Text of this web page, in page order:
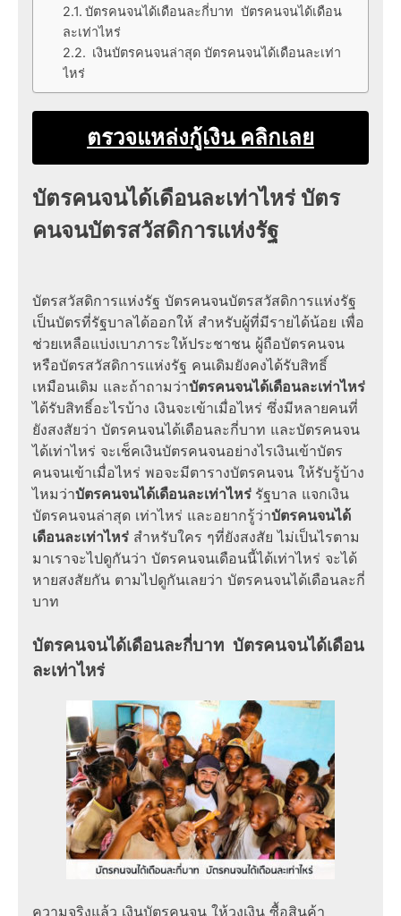
บัตรคนจนได้เดือนละกี่บาท บัตรคนจนได้เดือน
ละเท่าไหร่
เงินบัตรคนจนล่าสุด บัตรคนจนได้เดือนละเท่า
ไหร่
ตรวจแหล่งกู้เงิน คลิกเลย
บัตรคนจนได้เดือนละเท่าไหร่ บัตร
คนจนบัตรสวัสดิการแห่งรัฐ
บัตรสวัสดิการแห่งรัฐ บัตรคนจนบัตรสวัสดิการแห่งรัฐ
เป็นบัตรที่รัฐบาลได้ออกให้ สำหรับผู้ที่มีรายได้น้อย เพื่อ
ช่วยเหลือแบ่งเบาภาระให้ประชาชน ผู้ถือบัตรคนจน
หรือบัตรสวัสดิการแห่งรัฐ คนเดิมยังคงได้รับสิทธิ์
เหมือนเดิม และถ้าถามว่าบัตรคนจนได้เดือนละเท่าไหร่
ได้รับสิทธิ์อะไรบ้าง เงินจะเข้าเมื่อไหร่ ซึ่งมีหลายคนที่
ยังสงสัยว่า บัตรคนจนได้เดือนละกี่บาท และบัตรคนจน
ได้เท่าไหร่ จะเช็คเงินบัตรคนจนอย่างไรเงินเข้าบัตร
คนจนเข้าเมื่อไหร่ พอจะมีตารางบัตรคนจน ให้รับรู้บ้าง
ไหมว่าบัตรคนจนได้เดือนละเท่าไหร่ รัฐบาล แจกเงิน
บัตรคนจนล่าสุด เท่าไหร่ และอยากรู้ว่าบัตรคนจนได้
เดือนละเท่าไหร่ สำหรับใคร ๆที่ยังสงสัย ไม่เป็นไรตาม
มาเราจะไปดูกันว่า บัตรคนจนเดือนนี้ได้เท่าไหร่ จะได้
หายสงสัยกัน ตามไปดูกันเลยว่า บัตรคนจนได้เดือนละกี่
บาท
บัตรคนจนได้เดือนละกี่บาท บัตรคนจนได้เดือน
ละเท่าไหร่
ความจริงแล้ว เงินบัตรคนจน ให้วงเงิน ซื้อสินค้า